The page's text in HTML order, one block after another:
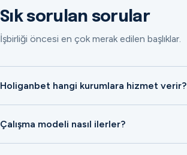
Sık sorulan sorular
İşbirliği öncesi en çok merak edilen başlıklar.
Holiganbet hangi kurumlara hizmet verir?
Çalışma modeli nasıl ilerler?